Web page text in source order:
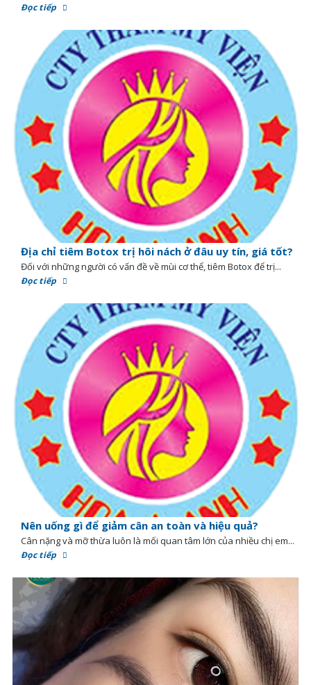
Đọc tiếp
Địa chỉ tiêm Botox trị hôi nách ở đâu uy tín, giá tốt?
Đối với những người có vấn đề về mùi cơ thể, tiêm Botox để trị...
Đọc tiếp
Nên uống gì để giảm cân an toàn và hiệu quả?
Cân nặng và mỡ thừa luôn là mối quan tâm lớn của nhiều chị em...
Đọc tiếp